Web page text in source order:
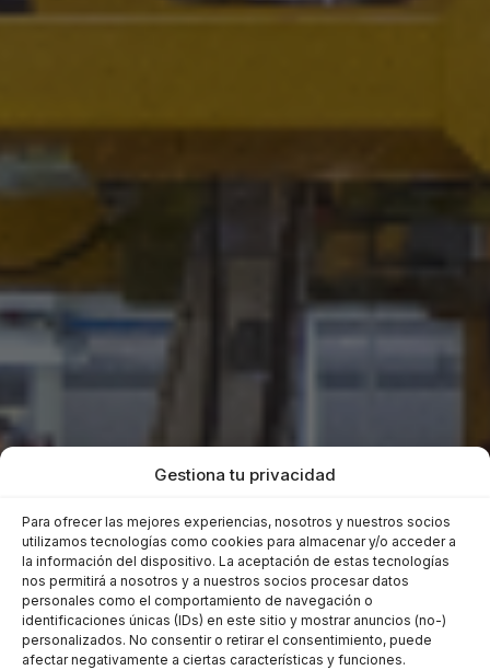
Gestiona tu privacidad
Para ofrecer las mejores experiencias, nosotros y nuestros socios
utilizamos tecnologías como cookies para almacenar y/o acceder a
la información del dispositivo. La aceptación de estas tecnologías
nos permitirá a nosotros y a nuestros socios procesar datos
personales como el comportamiento de navegación o
identificaciones únicas (IDs) en este sitio y mostrar anuncios (no-)
personalizados. No consentir o retirar el consentimiento, puede
afectar negativamente a ciertas características y funciones.
Elecproy»Empresa de Visión Artificial en Sevilla
ELECPROY: Proyectos de Visión